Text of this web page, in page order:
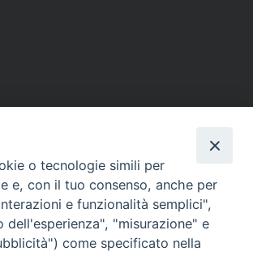
DI ALBANO
Tel.: 06.93268401 - Fax.: 06.9323844
curia@diocesidialbano.it
Lunedì al Venerdì Ore: 9:00 - 13:00
o tecnologie simili per
e, con il tuo consenso, anche per
e funzionalità semplici",
dell'esperienza", "misurazione" e
come specificato nella